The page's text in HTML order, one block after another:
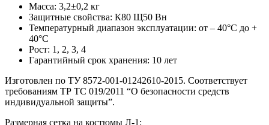
Масса: 3,2±0,2 кг
Защитные свойства: К80 Щ50 Вн
Температурный диапазон эксплуатации: от – 40°С до +
40°С
Рост: 1, 2, 3, 4
Гарантийный срок хранения: 10 лет
Изготовлен по ТУ 8572-001-01242610-2015. Соответствует
требованиям ТР ТС 019/2011 “О безопасности средств
индивидуальной защиты”.
Размерная сетка на костюмы Л-1: